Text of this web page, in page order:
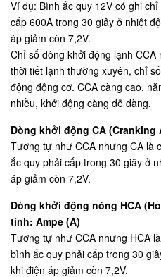
Ví dụ: Bình ắc quy 12V có ghi
cấp 600A trong 30 giây ở nhiệt
áp giảm còn 7,2V.
Chỉ số dòng khởi động lạnh
thời tiết lạnh thường xuyên, chỉ
động động cơ. CCA càng cao,
nhiều, khởi động càng dễ dàng.
Dòng khởi động CA
Tương tự như CCA nhưng CA là
ắc quy phải cấp trong 30 giây ở
áp giảm còn 7,2V.
Dòng khởi động nóng HCA
tính: Ampe (A)
Tương tự như CCA nhưng HCA
bình ắc quy phải cấp trong 30
khi điện áp giảm còn 7,2V.